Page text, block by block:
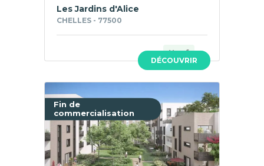
DÉCOUVRIR
Les Jardins d'Alice
CHELLES - 77500
Neuf
Fin de
commercialisation